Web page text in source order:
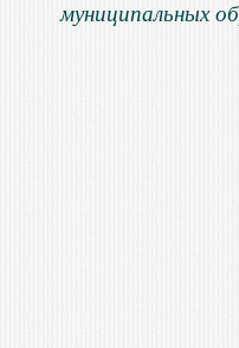
муниципальных